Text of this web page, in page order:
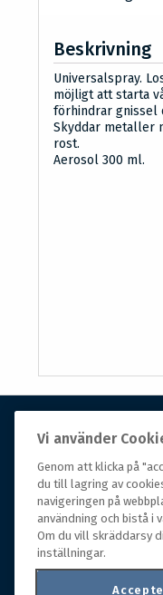
Beskrivning
Universalspray.
möjligt att starta
förhindrar gnissel
Skyddar metaller
rost.
Aerosol 300 ml.
Om Hall Miba
Hall Miba är
över 150 år. Från
styrs hela
produkter till kunder
Vi använder
Genom att klicka på
du till lagring av
navigeringen på
användning och bistå i
Om du vill skräddarsy
inställningar.